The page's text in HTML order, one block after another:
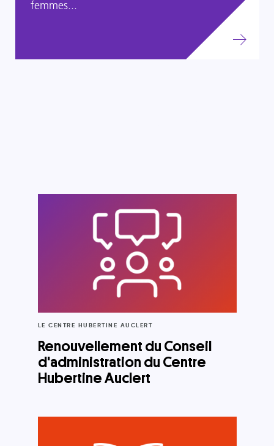
femmes...
LE CENTRE HUBERTINE AUCLERT
Renouvellement du Conseil
d'administration du Centre
Hubertine Auclert